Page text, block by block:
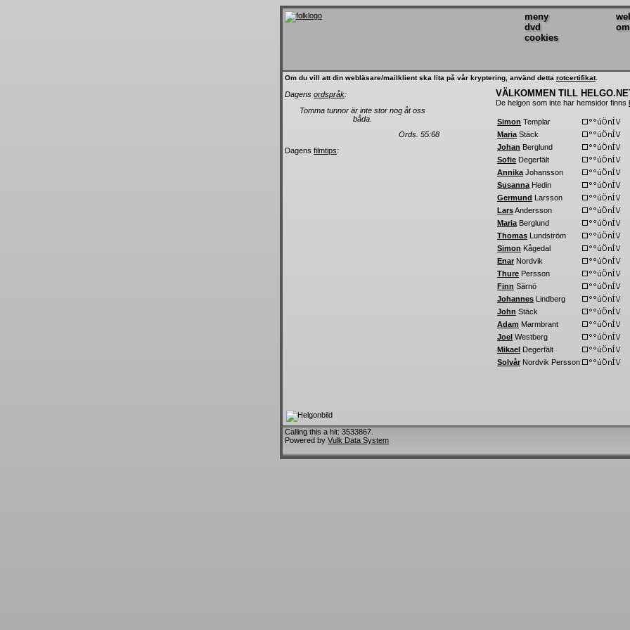
meny
dvd
cookies
Om du vill att din webläsare/mailklient ska lita på vår kryptering, använd detta rotcertifikat.
Dagens ordspråk:
Tomma tunnor är inte stor nog åt oss
båda.
Ords. 55:68
Dagens filmtips:
VÄLKOMMEN TILL
De helgon som inte har hemsidor finns
Simon Templar
Maria Stäck
Johan Berglund
Sofie Degerfält
Annika Johansson
Susanna Hedin
Germund Larsson
LarsAndersson
Maria Berglund
Thomas Lundström
Simon Kågedal
Enar Nordvik
Thure Persson
Finn Särnö
Johannes Lindberg
John Stäck
Adam Marmbrant
Joel Westberg
Mikael Degerfält
Solvår Nordvik Persson
Calling this a hit: 3533867.
Powered by Vulk Data System